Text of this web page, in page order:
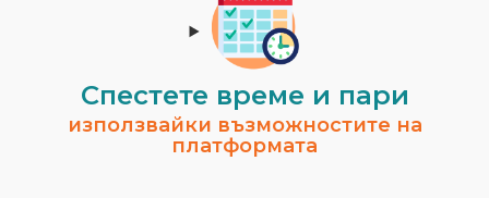
Спестeте време и пари
използвайки възможностите на
платформата